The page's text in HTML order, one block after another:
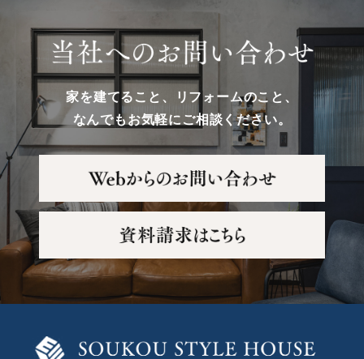
家を建てること、リフォームのこと、
なんでもお気軽にご相談ください。